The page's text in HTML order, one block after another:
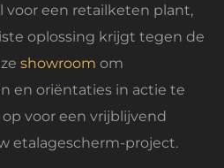
een retailketen plant,
oplossing krijgt tegen de
showroom om
en oriëntaties in actie te
voor een vrijblijvend
etalagescherm-project.